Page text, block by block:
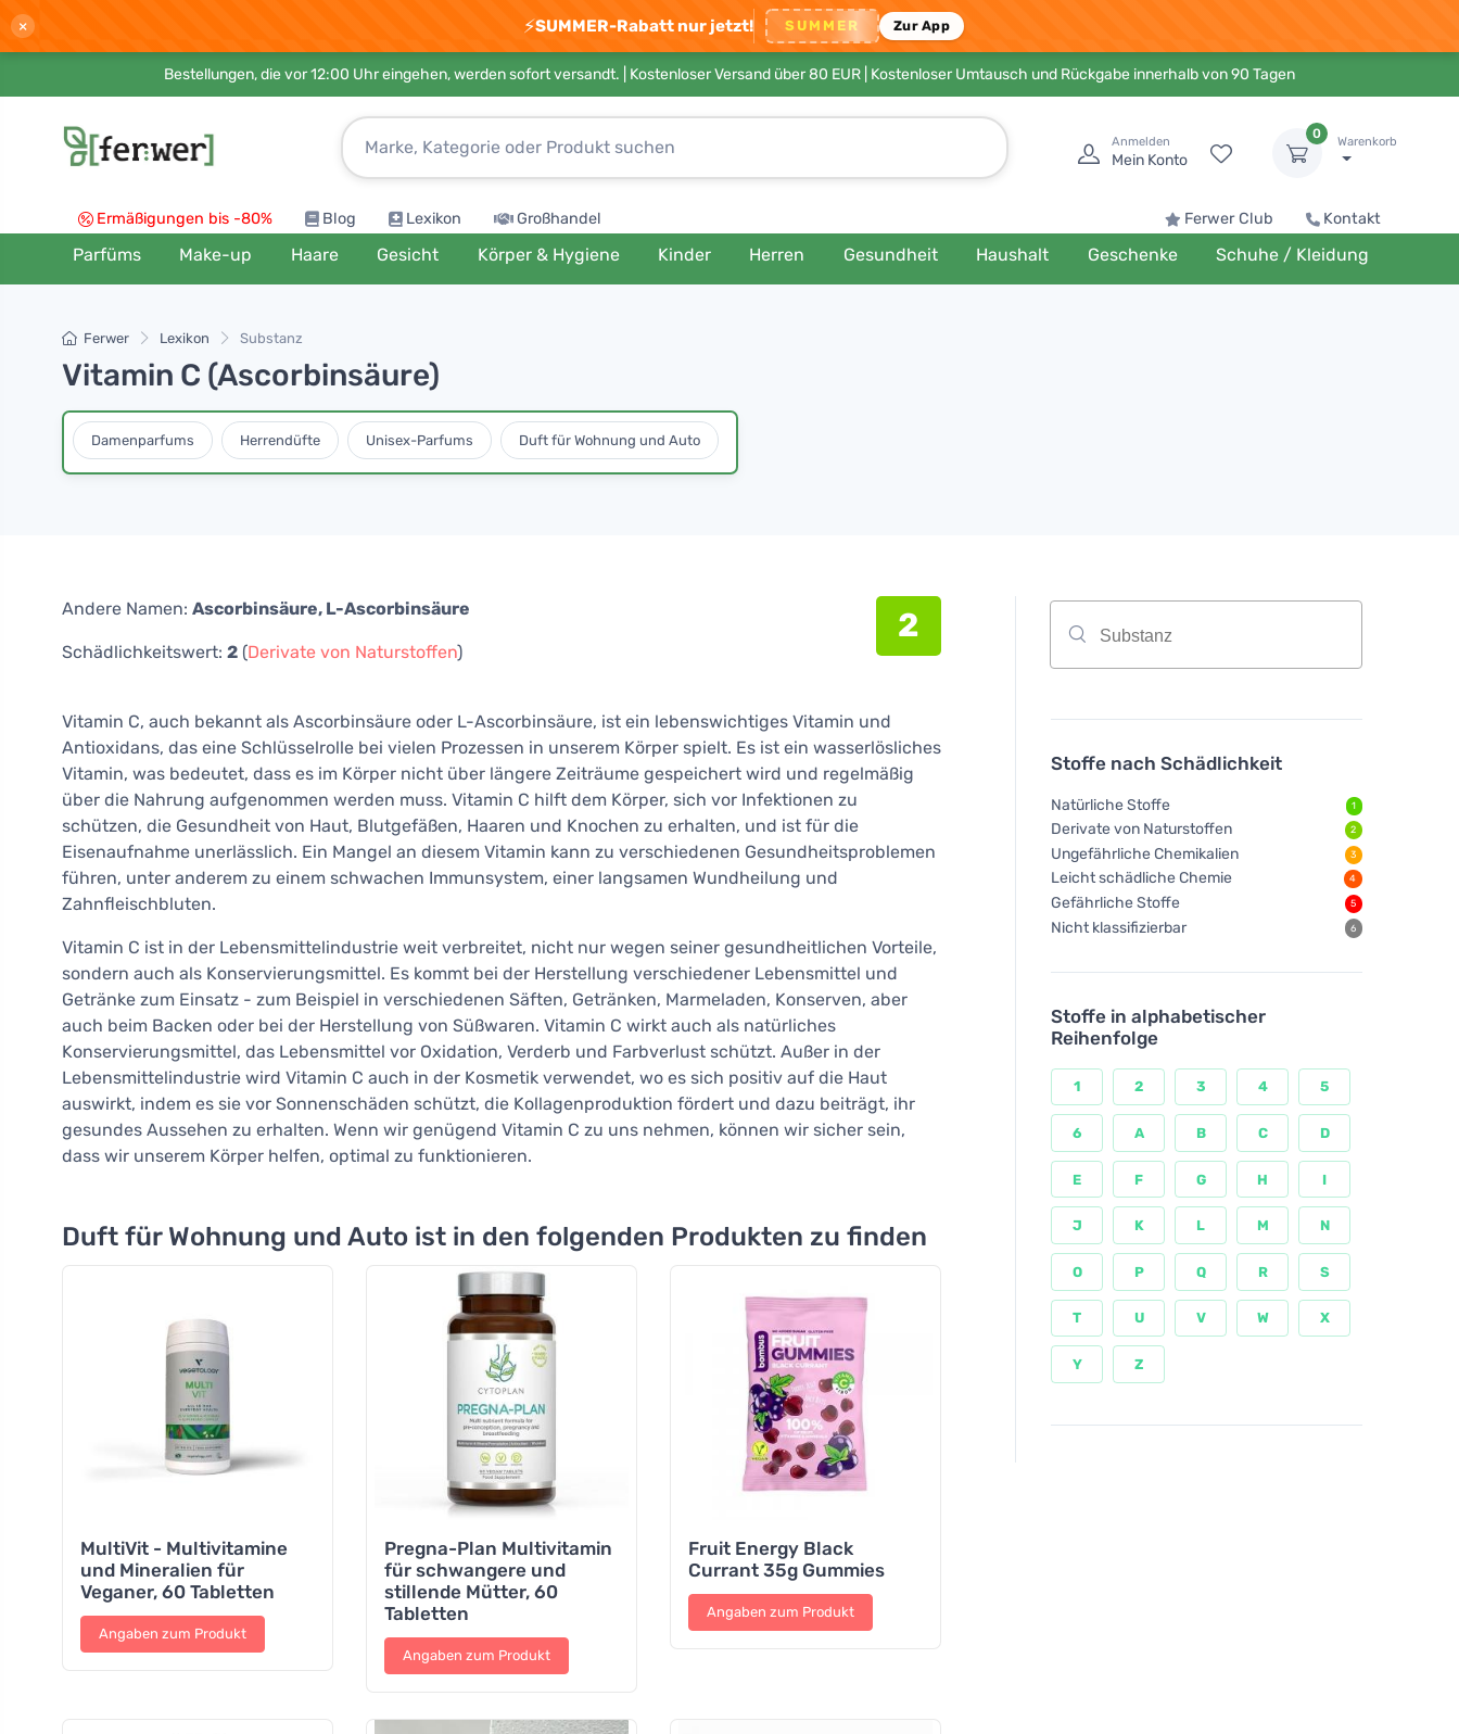
× ⚡SUMMER-Rabatt nur jetzt! SUMMER Zur App
Bestellungen, die vor 12:00 Uhr eingehen, werden sofort versandt. | Kostenloser Versand über 80 EUR | Kostenloser Umtausch und Rückgabe innerhalb von 90 Tagen
Anmelden
Mein Konto
0
Warenkorb
Ermäßigungen bis -80% Blog Lexikon Großhandel Ferwer Club Kontakt
Parfüms Make-up Haare Gesicht Körper & Hygiene Kinder Herren Gesundheit Haushalt Geschenke Schuhe / Kleidung
Ferwer Lexikon Substanz
Vitamin C (Ascorbinsäure)
Damenparfums Herrendüfte Unisex-Parfums Duft für Wohnung und Auto
Andere Namen: Ascorbinsäure, L-Ascorbinsäure
Schädlichkeitswert: 2 (Derivate von Naturstoffen)
2
Vitamin C, auch bekannt als Ascorbinsäure oder L-Ascorbinsäure, ist ein lebenswichtiges Vitamin und
Antioxidans, das eine Schlüsselrolle bei vielen Prozessen in unserem Körper spielt. Es ist ein wasserlösliches
Vitamin, was bedeutet, dass es im Körper nicht über längere Zeiträume gespeichert wird und regelmäßig
über die Nahrung aufgenommen werden muss. Vitamin C hilft dem Körper, sich vor Infektionen zu
schützen, die Gesundheit von Haut, Blutgefäßen, Haaren und Knochen zu erhalten, und ist für die
Eisenaufnahme unerlässlich. Ein Mangel an diesem Vitamin kann zu verschiedenen Gesundheitsproblemen
führen, unter anderem zu einem schwachen Immunsystem, einer langsamen Wundheilung und
Zahnfleischbluten.
Vitamin C ist in der Lebensmittelindustrie weit verbreitet, nicht nur wegen seiner gesundheitlichen Vorteile,
sondern auch als Konservierungsmittel. Es kommt bei der Herstellung verschiedener Lebensmittel und
Getränke zum Einsatz - zum Beispiel in verschiedenen Säften, Getränken, Marmeladen, Konserven, aber
auch beim Backen oder bei der Herstellung von Süßwaren. Vitamin C wirkt auch als natürliches
Konservierungsmittel, das Lebensmittel vor Oxidation, Verderb und Farbverlust schützt. Außer in der
Lebensmittelindustrie wird Vitamin C auch in der Kosmetik verwendet, wo es sich positiv auf die Haut
auswirkt, indem es sie vor Sonnenschäden schützt, die Kollagenproduktion fördert und dazu beiträgt, ihr
gesundes Aussehen zu erhalten. Wenn wir genügend Vitamin C zu uns nehmen, können wir sicher sein,
dass wir unserem Körper helfen, optimal zu funktionieren.
Duft für Wohnung und Auto ist in den folgenden Produkten zu finden
MultiVit - Multivitamine
und Mineralien für
Veganer, 60 Tabletten
Angaben zum Produkt
Pregna-Plan Multivitamin
für schwangere und
stillende Mütter, 60
Tabletten
Angaben zum Produkt
Fruit Energy Black
Currant 35g Gummies
Angaben zum Produkt
Stoffe nach Schädlichkeit
Natürliche Stoffe 1
Derivate von Naturstoffen 2
Ungefährliche Chemikalien 3
Leicht schädliche Chemie 4
Gefährliche Stoffe 5
Nicht klassifizierbar 6
Stoffe in alphabetischer
Reihenfolge
1 2 3 4 5
6 A B C D
E F G H I
J K L M N
O P Q R S
T U V W X
Y Z